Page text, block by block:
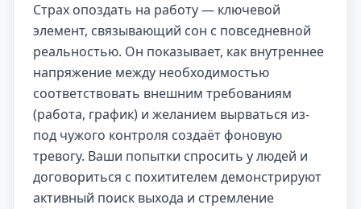
Страх опоздать на работу — ключевой
элемент, связывающий сон с повседневной
реальностью. Он показывает, как внутреннее
напряжение между необходимостью
соответствовать внешним требованиям
(работа, график) и желанием вырваться из-
под чужого контроля создаёт фоновую
тревогу. Ваши попытки спросить у людей и
договориться с похитителем демонстрируют
активный поиск выхода и стремление